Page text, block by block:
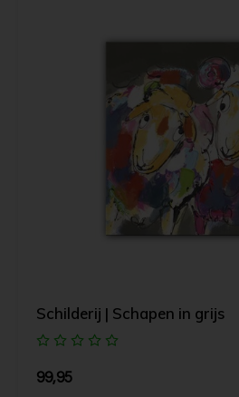
Schilderij | Schapen in grijs
99,95